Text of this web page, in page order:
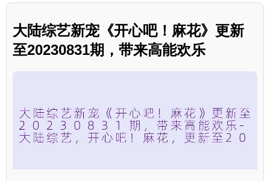
大陆综艺新宠《开心吧！麻花》更新
至20230831期，带来高能欢乐